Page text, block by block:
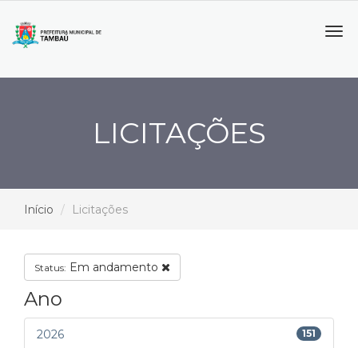
LICITAÇÕES
Início Licitações
Status: Em andamento
Ano
2026 151